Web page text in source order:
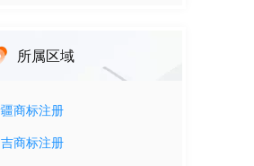
所属区域
商标注册
商标注册